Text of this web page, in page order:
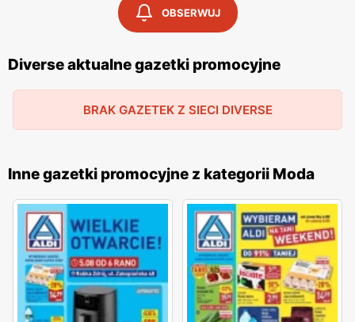
regularnie wydawane
gazetki promocyjne
prezentują najnowsze kolekcje, wyprzedaże oraz
specjalne oferty, dzięki czemu klienci mogą planować
swoje zakupy i korzystać z wyjątkowych okazji cenowych.
jak i online, co umożliwia łatwy dostęp do aktualnych ofert.
każdy klient znajdzie coś dla siebie. Marka stawia na
innowacyjność i ciągłe udoskonalanie swoich wyrobów, co
pozwala na oferowanie odzieży, która jest nie tylko modna,
ale także wygodna i trwała. SklepyDiversesą
zlokalizowane w dogodnych miejscach na terenie całej
Polski, co ułatwia dostęp do szerokiej gamy produktów
odzieżowych i akcesoriów. Firma kładzie duży nacisk na
OBSERWUJ
Diverse aktualne gazetki promocyjne
BRAK GAZETEK Z SIECI DIVERSE
Inne gazetki promocyjne z kategorii Moda